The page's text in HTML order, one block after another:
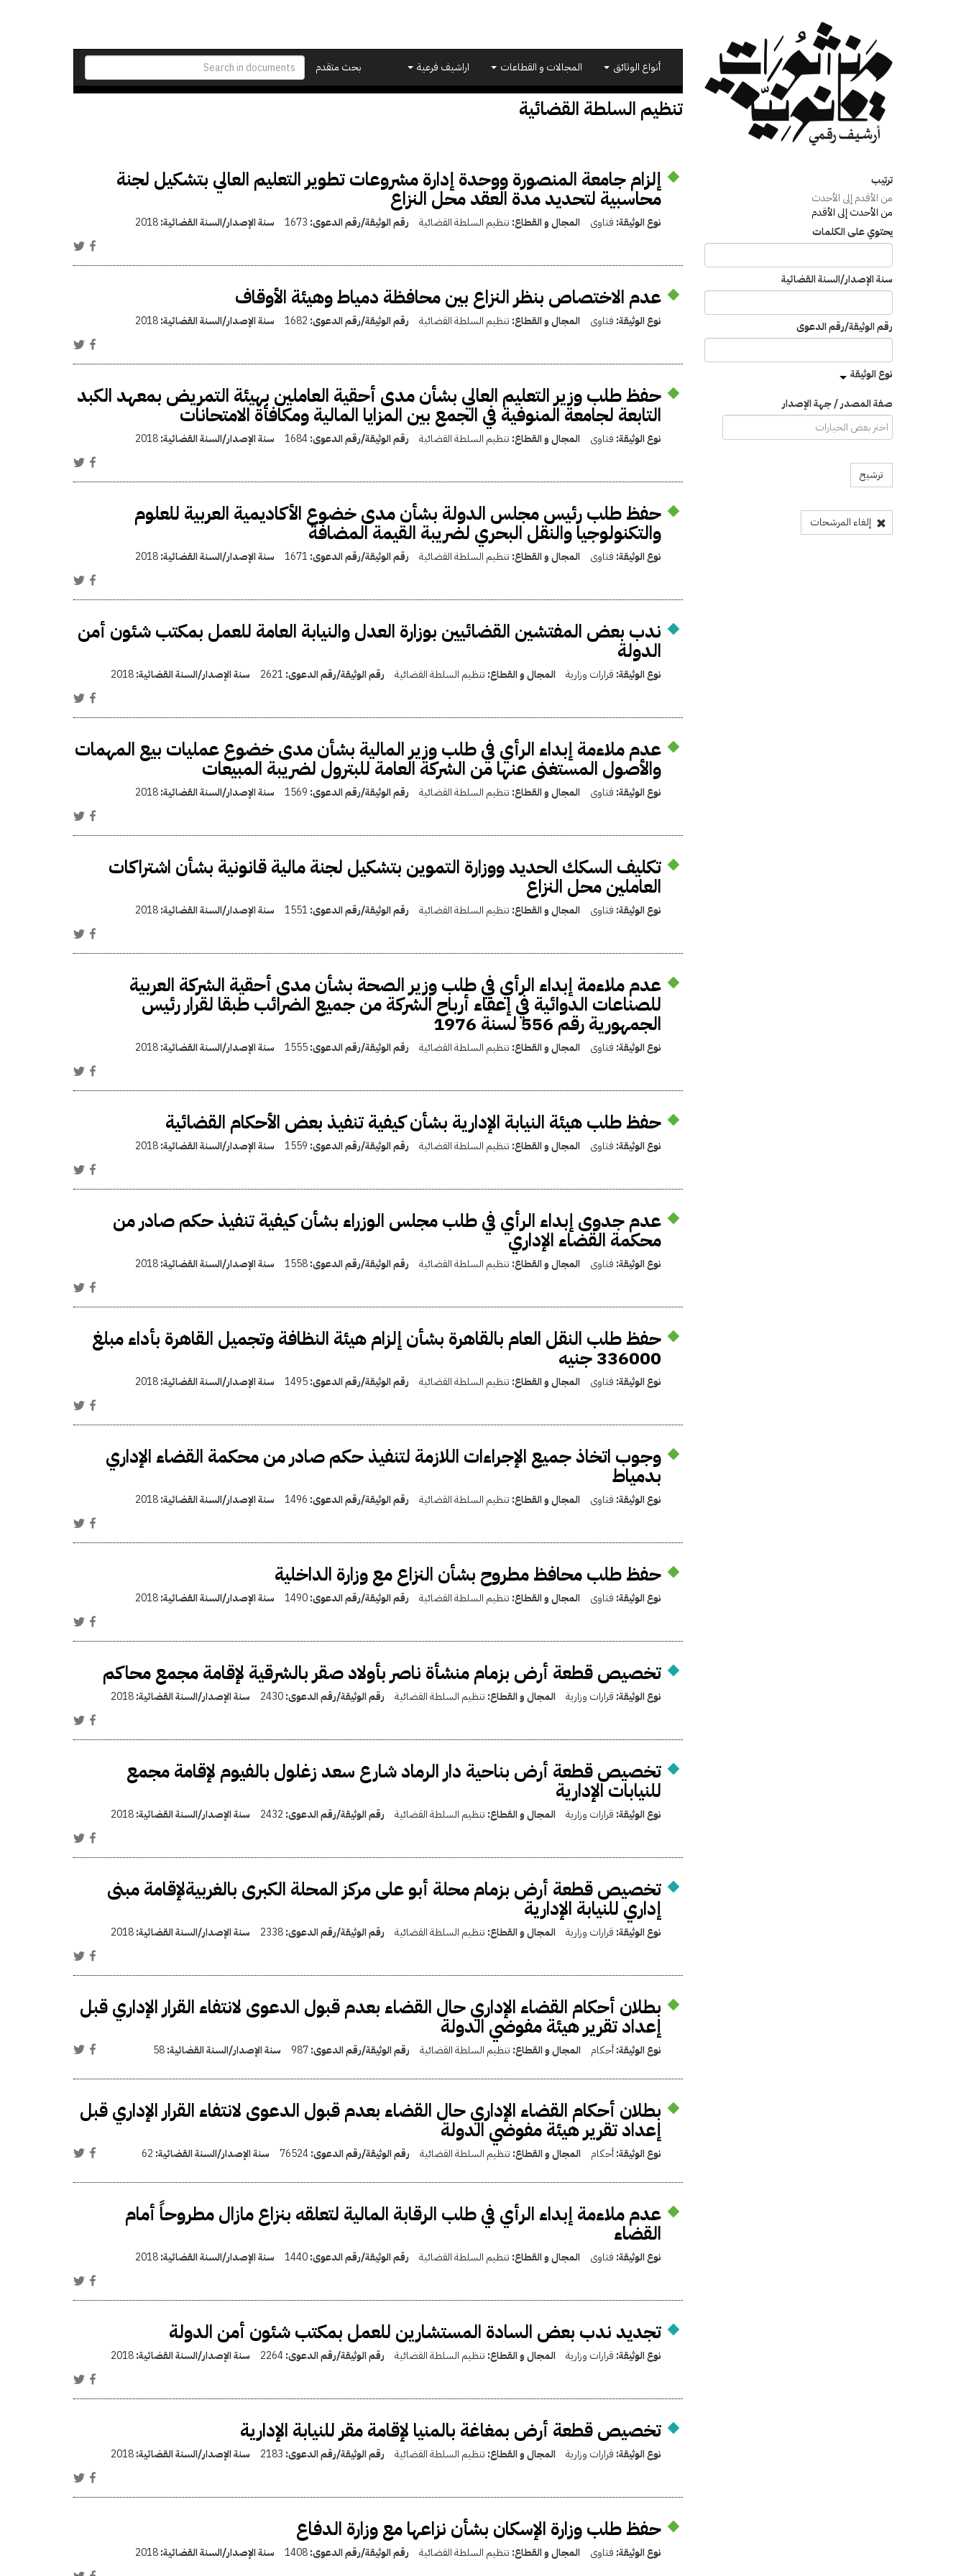
بحث متقدم
أنواع الوثائق المجالات و القطاعات اراشيف فرعية
تنظيم السلطة القضائية
ترتيب
من الأقدم إلى الأحدث
من الأحدث إلى الأقدم
يحتوي على الكلمات
سنة الإصدار/السنة القضائية
رقم الوثيقة/رقم الدعوى
نوع الوثيقة
صفة المصدر / جهة الإصدار
ترشيح
إلغاء المرشحات
إلزام جامعة المنصورة ووحدة إدارة مشروعات تطوير التعليم العالي بتشكيل لجنة
محاسبية لتحديد مدة العقد محل النزاع
نوع الوثيقة: فتاوى المجال و القطاع: تنظيم السلطة القضائية رقم الوثيقة/رقم الدعوى: 1673 سنة الإصدار/السنة القضائية:2018
عدم الاختصاص بنظر النزاع بين محافظة دمياط وهيئة الأوقاف
نوع الوثيقة: فتاوى المجال و القطاع: تنظيم السلطة القضائية رقم الوثيقة/رقم الدعوى: 1682 سنة الإصدار/السنة القضائية:2018
حفظ طلب وزير التعليم العالي بشأن مدى أحقية العاملين بهيئة التمريض بمعهد الكبد
التابعة لجامعة المنوفية في الجمع بين المزايا المالية ومكافأة الامتحانات
نوع الوثيقة: فتاوى المجال و القطاع: تنظيم السلطة القضائية رقم الوثيقة/رقم الدعوى:1684 سنة الإصدار/السنة القضائية:2018
حفظ طلب رئيس مجلس الدولة بشأن مدى خضوع الأكاديمية العربية للعلوم
والتكنولوجيا والنقل البحري لضريبة القيمة المضافة
نوع الوثيقة: فتاوى المجال و القطاع: تنظيم السلطة القضائية رقم الوثيقة/رقم الدعوى: 1671 سنة الإصدار/السنة القضائية:2018
ندب بعض المفتشين القضائيين بوزارة العدل والنيابة العامة للعمل بمكتب شئون أمن
الدولة
نوع الوثيقة: قرارات وزارية المجال و القطاع: تنظيم السلطة القضائية رقم الوثيقة/رقم الدعوى: 2621 سنة الإصدار/السنة القضائية:2018
عدم ملاءمة إبداء الرأي في طلب وزير المالية بشأن مدى خضوع عمليات بيع المهمات
والأصول المستغنى عنها من الشركة العامة للبترول لضريبة المبيعات
نوع الوثيقة: فتاوى المجال و القطاع: تنظيم السلطة القضائية رقم الوثيقة/رقم الدعوى: 1569 سنة الإصدار/السنة القضائية:2018
تكليف السكك الحديد ووزارة التموين بتشكيل لجنة مالية قانونية بشأن اشتراكات
العاملين محل النزاع
نوع الوثيقة: فتاوى المجال و القطاع: تنظيم السلطة القضائية رقم الوثيقة/رقم الدعوى: 1551 سنة الإصدار/السنة القضائية:2018
عدم ملاءمة إبداء الرأي في طلب وزير الصحة بشأن مدى أحقية الشركة العربية
للصناعات الدوائية في إعفاء أرباح الشركة من جميع الضرائب طبقا لقرار رئيس
الجمهورية رقم 556 لسنة 1976
نوع الوثيقة: فتاوى المجال و القطاع: تنظيم السلطة القضائية رقم الوثيقة/رقم الدعوى:1555 سنة الإصدار/السنة القضائية:2018
حفظ طلب هيئة النيابة الإدارية بشأن كيفية تنفيذ بعض الأحكام القضائية
نوع الوثيقة: فتاوى المجال و القطاع: تنظيم السلطة القضائية رقم الوثيقة/رقم الدعوى: 1559 سنة الإصدار/السنة القضائية:2018
عدم جدوى إبداء الرأي في طلب مجلس الوزراء بشأن كيفية تنفيذ حكم صادر من
محكمة القضاء الإداري
نوع الوثيقة: فتاوى المجال و القطاع: تنظيم السلطة القضائية رقم الوثيقة/رقم الدعوى:1558 سنة الإصدار/السنة القضائية:2018
حفظ طلب النقل العام بالقاهرة بشأن إلزام هيئة النظافة وتجميل القاهرة بأداء مبلغ
336000 جنيه
نوع الوثيقة: فتاوى المجال و القطاع: تنظيم السلطة القضائية رقم الوثيقة/رقم الدعوى:1495 سنة الإصدار/السنة القضائية:2018
وجوب اتخاذ جميع الإجراءات اللازمة لتنفيذ حكم صادر من محكمة القضاء الإداري
بدمياط
نوع الوثيقة: فتاوى المجال و القطاع: تنظيم السلطة القضائية رقم الوثيقة/رقم الدعوى: 1496 سنة الإصدار/السنة القضائية:2018
حفظ طلب محافظ مطروح بشأن النزاع مع وزارة الداخلية
نوع الوثيقة: فتاوى المجال و القطاع: تنظيم السلطة القضائية رقم الوثيقة/رقم الدعوى:1490 سنة الإصدار/السنة القضائية:2018
تخصيص قطعة أرض بزمام منشأة ناصر بأولاد صقر بالشرقية لإقامة مجمع محاكم
نوع الوثيقة: قرارات وزارية المجال و القطاع: تنظيم السلطة القضائية رقم الوثيقة/رقم الدعوى:2430 سنة الإصدار/السنة القضائية:2018
تخصيص قطعة أرض بناحية دار الرماد شارع سعد زغلول بالفيوم لإقامة مجمع
للنيابات الإدارية
نوع الوثيقة: قرارات وزارية المجال و القطاع: تنظيم السلطة القضائية رقم الوثيقة/رقم الدعوى: 2432 سنة الإصدار/السنة القضائية:2018
تخصيص قطعة أرض بزمام محلة أبو على مركز المحلة الكبرى بالغربيةلإقامة مبنى
إداري للنيابة الإدارية
نوع الوثيقة: قرارات وزارية المجال و القطاع: تنظيم السلطة القضائية رقم الوثيقة/رقم الدعوى:2338 سنة الإصدار/السنة القضائية:2018
بطلان أحكام القضاء الإداري حال القضاء بعدم قبول الدعوى لانتفاء القرار الإداري قبل
إعداد تقرير هيئة مفوضي الدولة
نوع الوثيقة:أحكام المجال و القطاع: تنظيم السلطة القضائية رقم الوثيقة/رقم الدعوى:987 سنة الإصدار/السنة القضائية:58
بطلان أحكام القضاء الإداري حال القضاء بعدم قبول الدعوى لانتفاء القرار الإداري قبل
إعداد تقرير هيئة مفوضي الدولة
نوع الوثيقة:أحكام المجال و القطاع: تنظيم السلطة القضائية رقم الوثيقة/رقم الدعوى:76524 سنة الإصدار/السنة القضائية: 62
عدم ملاءمة إبداء الرأي في طلب الرقابة المالية لتعلقه بنزاع مازال مطروحاً أمام
القضاء
نوع الوثيقة: فتاوى المجال و القطاع: تنظيم السلطة القضائية رقم الوثيقة/رقم الدعوى:1440 سنة الإصدار/السنة القضائية:2018
تجديد ندب بعض السادة المستشارين للعمل بمكتب شئون أمن الدولة
نوع الوثيقة: قرارات وزارية المجال و القطاع: تنظيم السلطة القضائية رقم الوثيقة/رقم الدعوى:2264 سنة الإصدار/السنة القضائية:2018
تخصيص قطعة أرض بمغاغة بالمنيا لإقامة مقر للنيابة الإدارية
نوع الوثيقة: قرارات وزارية المجال و القطاع: تنظيم السلطة القضائية رقم الوثيقة/رقم الدعوى: 2183 سنة الإصدار/السنة القضائية:2018
حفظ طلب وزارة الإسكان بشأن نزاعها مع وزارة الدفاع
نوع الوثيقة: فتاوى المجال و القطاع: تنظيم السلطة القضائية رقم الوثيقة/رقم الدعوى:1408 سنة الإصدار/السنة القضائية:2018